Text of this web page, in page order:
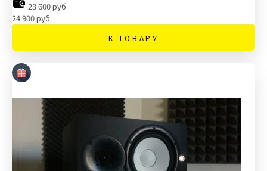
23 600 руб
24 900 руб
К ТОВАРУ